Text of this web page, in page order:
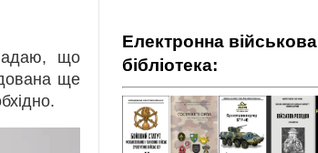
що
ще
Електронна військова
бібліотека: